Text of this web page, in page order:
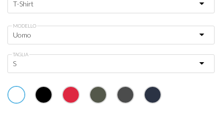
MODELLO
TAGLIA